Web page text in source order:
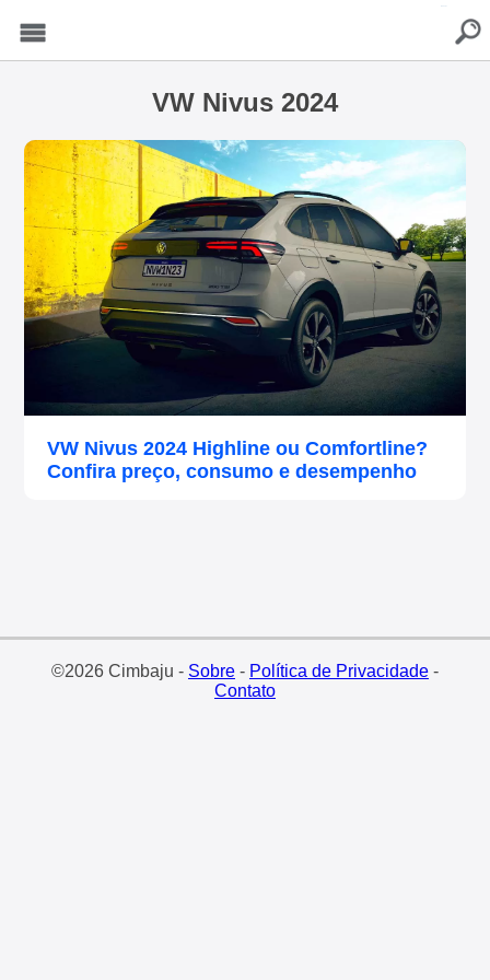
VW Nivus 2024
VW Nivus 2024 Highline ou Comfortline?
Confira preço, consumo e desempenho
©2026 Cimbaju - Sobre- Política de Privacidade-
Contato